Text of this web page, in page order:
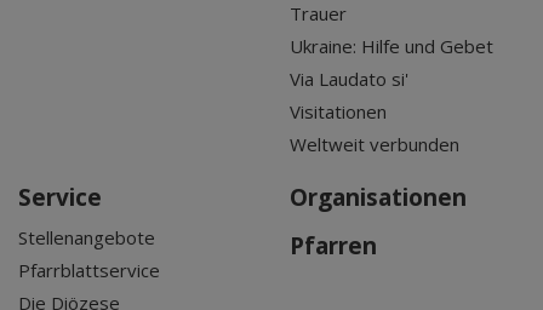
Trauer
Ukraine: Hilfe und Gebet
Via Laudato si'
Visitationen
Weltweit verbunden
Service
Stellenangebote
Pfarrblattservice
Die Diözese
Organisationen
Pfarren